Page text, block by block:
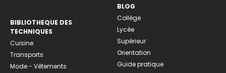
BIBLIOTHEQUE DES
TECHNIQUES
Cuisine
Transports
Mode - Vêtements
BLOG
Collège
Lycée
Supérieur
Orientation
Guide pratique